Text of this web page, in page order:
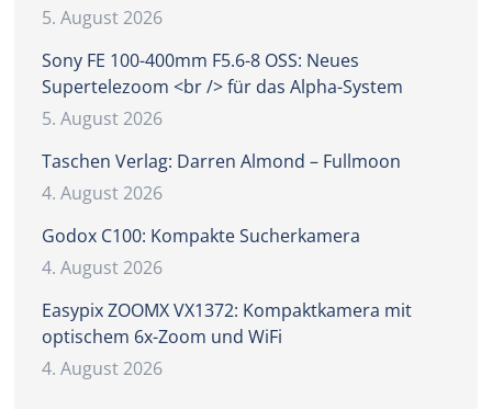
5. August 2026
Sony FE 100-400mm F5.6-8 OSS: Neues
Supertelezoom <br /> für das Alpha-System
5. August 2026
Taschen Verlag: Darren Almond – Fullmoon
4. August 2026
Godox C100: Kompakte Sucherkamera
4. August 2026
Easypix ZOOMX VX1372: Kompaktkamera mit
optischem 6x-Zoom und WiFi
4. August 2026